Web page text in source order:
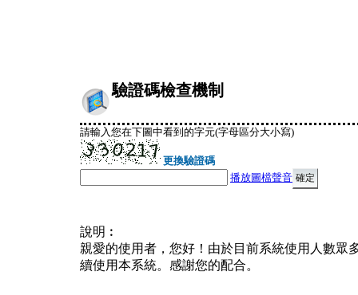
驗證碼檢查機制
請輸入您在下圖中看到的字元(字母區分大小寫)
更換驗證碼
播放圖檔聲音
說明︰
親愛的使用者，您好！由於目前系統使用人數眾
續使用本系統。感謝您的配合。